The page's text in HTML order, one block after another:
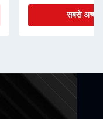
सबसे अच्छी